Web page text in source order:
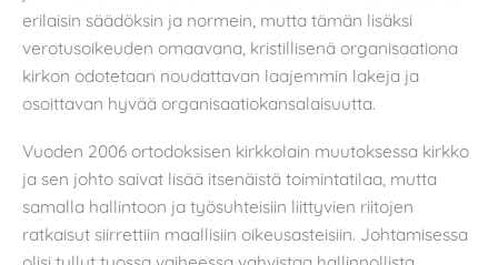
erilaisin säädöksin ja normein, mutta tämän lisäksi
verotusoikeuden omaavana, kristillisenä organisaationa
kirkon odotetaan noudattavan laajemmin lakeja ja
osoittavan hyvää organisaatiokansalaisuutta.
Vuoden 2006 ortodoksisen kirkkolain muutoksessa kirkko
ja sen johto saivat lisää itsenäistä toimintatilaa, mutta
samalla hallintoon ja työsuhteisiin liittyvien riitojen
ratkaisut siirrettiin maallisiin oikeusasteisiin. Johtamisessa